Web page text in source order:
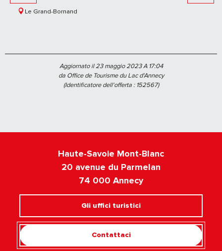
Le Grand-Bornand
Aggiornato il 23 maggio 2023 A 17:04
da Office de Tourisme du Lac d'Annecy
(Identificatore dell'offerta : 152567)
Haute-Savoie Mont-Blanc
20 avenue du Parmelan
74 000 Annecy
Gli uffici turistici
Contattaci